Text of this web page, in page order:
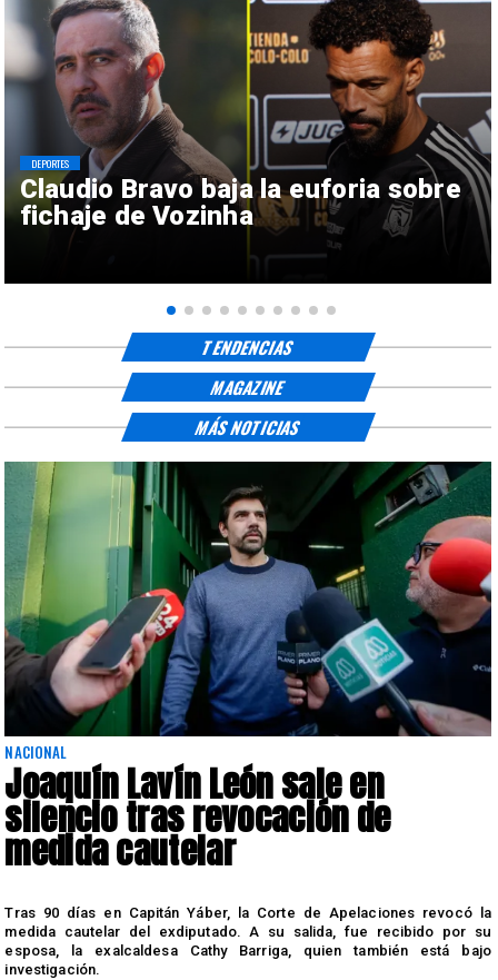
Claudio Bravo baja la euforia sobre
fichaje de Vozinha
DEPORTES
TENDENCIAS
MAGAZINE
NACIONAL
Joaquín Lavín León sale en
silencio tras revocación de
medida cautelar
Tras 90 días en Capitán Yáber, la Corte de Apelaciones revocó la
medida cautelar del exdiputado. A su salida, fue recibido por su
esposa, la exalcaldesa Cathy Barriga, quien también está bajo
investigación.
MÁS NOTICIAS